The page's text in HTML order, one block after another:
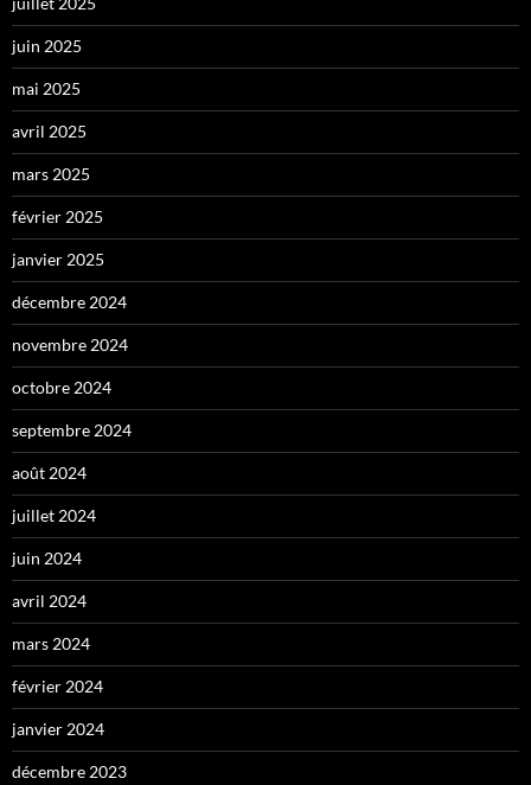
juin 2025
mai 2025
avril 2025
mars 2025
février 2025
janvier 2025
décembre 2024
novembre 2024
octobre 2024
septembre 2024
août 2024
juillet 2024
juin 2024
avril 2024
mars 2024
février 2024
janvier 2024
décembre 2023